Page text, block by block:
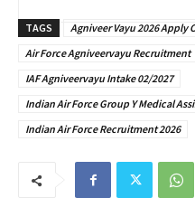
TAGS
Agniveer Vayu 2026 Apply
Air Force Agniveervayu Recruitment
IAF Agniveervayu Intake 02/2027
Indian Air Force Group Y Medical
Indian Air Force Recruitment 2026